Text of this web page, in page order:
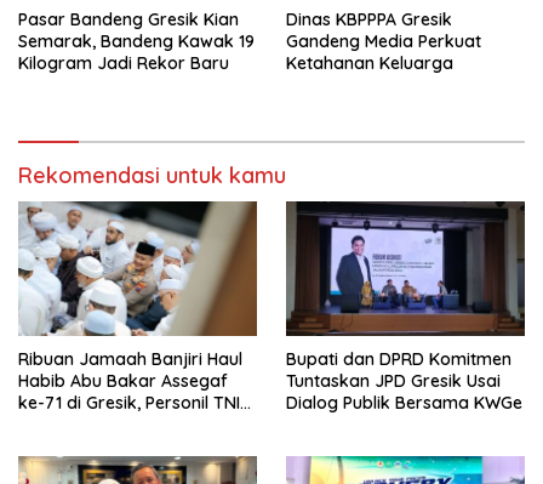
Pasar Bandeng Gresik Kian
Semarak, Bandeng Kawak 19
Kilogram Jadi Rekor Baru
Dinas KBPPPA Gresik
Gandeng Media Perkuat
Ketahanan Keluarga
Rekomendasi untuk kamu
Ribuan Jamaah Banjiri Haul
Habib Abu Bakar Assegaf
ke-71 di Gresik, Personil TNI
Bupati dan DPRD Komitmen
Tuntaskan JPD Gresik Usai
Dialog Publik Bersama KWGe